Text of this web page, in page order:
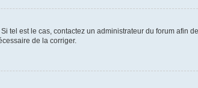
tel est le cas, contactez un administrateur du forum afin
de la corriger.